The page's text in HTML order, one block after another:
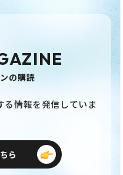
の購読
る情報を発信していま
ら